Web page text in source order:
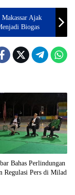
Ajak
Biogas
Bahas Perlindungan
Regulasi Pers di Milad